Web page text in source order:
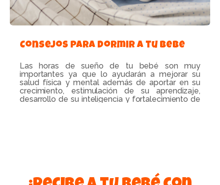
Consejos para dormir a tu bebé
Las horas de sueño de tu bebé son muy
importantes ya que lo ayudarán a mejorar su
salud física y mental además de aportar en su
crecimiento, estimulación de su aprendizaje,
desarrollo de su inteligencia y fortalecimiento de